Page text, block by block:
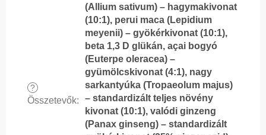
?
Összetevők:
(Allium sativum) – hagymakivonat
(10:1), perui maca (Lepidium
meyenii) – gyökérkivonat (10:1),
beta 1,3 D glükán, açai bogyó
(Euterpe oleracea) –
gyümölcskivonat (4:1), nagy
sarkantyúka (Tropaeolum majus)
– standardizált teljes növény
kivonat (10:1), valódi ginzeng
(Panax ginseng) – standardizált